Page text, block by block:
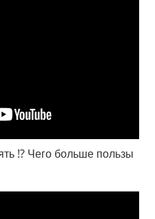
⁉️ Чего больше пользы